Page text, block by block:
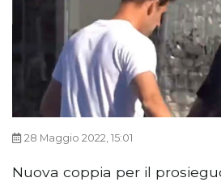
28 Maggio 2022, 15:01
Nuova coppia per il